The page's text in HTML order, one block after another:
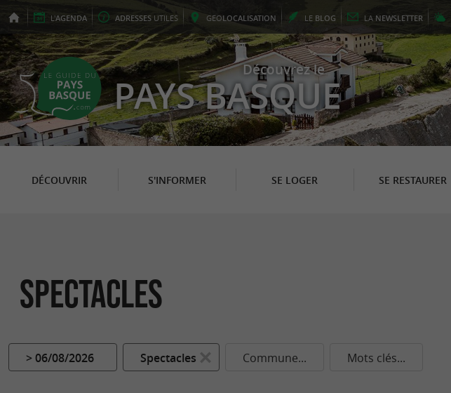
L'AGENDA ADRESSES UTILES GEOLOCALISATION LE BLOG LA NEWSLETTER
Découvrez le
PAYS BASQUE
DÉCOUVRIR S'INFORMER SE LOGER SE RESTAURER
Spectacles
> 06/08/2026 Spectacles Commune... Mots clés...